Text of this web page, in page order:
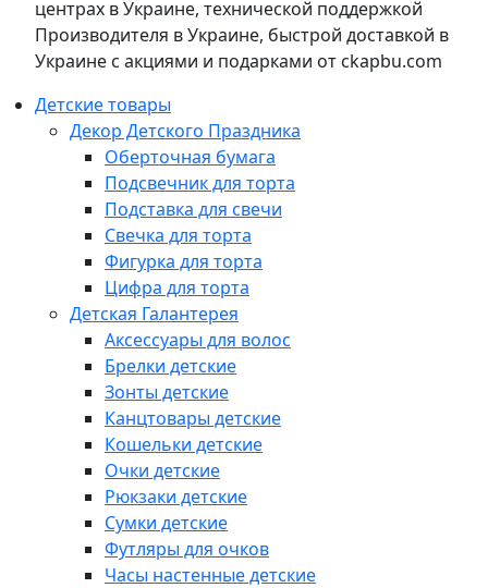
центрах в Украине, технической поддержкой
Производителя в Украине, быстрой доставкой в
Украине с акциями и подарками от ckapbu.com
Детские товары
Декор Детского Праздника
Оберточная бумага
Подсвечник для торта
Подставка для свечи
Свечка для торта
Фигурка для торта
Цифра для торта
Детская Галантерея
Аксессуары для волос
Брелки детские
Зонты детские
Канцтовары детские
Кошельки детские
Очки детские
Рюкзаки детские
Сумки детские
Футляры для очков
Часы настенные детские